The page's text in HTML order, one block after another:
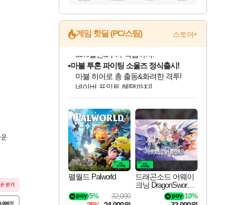
게임 핫딜 (PC/스팀) 스토어+
최대 90% 할인가를 만나보세요!
네이버혜택과 함께 만나보세요!
50%할인&추가 적립까지!
마블 투혼 파이팅 소울즈 정식출시!
마블 히어로 총 출동&화려한 격투!
네이버 포인트 혜택까지!
이니&베니 혜택까지!
네이버 혜택가와 함께 예약하세요!
할인&네이버혜택으로 만나보세요!
네이버페이 혜택과 만나보세요!
40주년 프로모션으로 만나보세요!
할인가에 만나보세요!
일부 에디션 상시 할인!
혜택으로 예약 판매 중
편안하게 충전하세요
팰월드 Palworld
32,000
5%
드래곤소드 어웨이
크닝 DragonSword A
10%